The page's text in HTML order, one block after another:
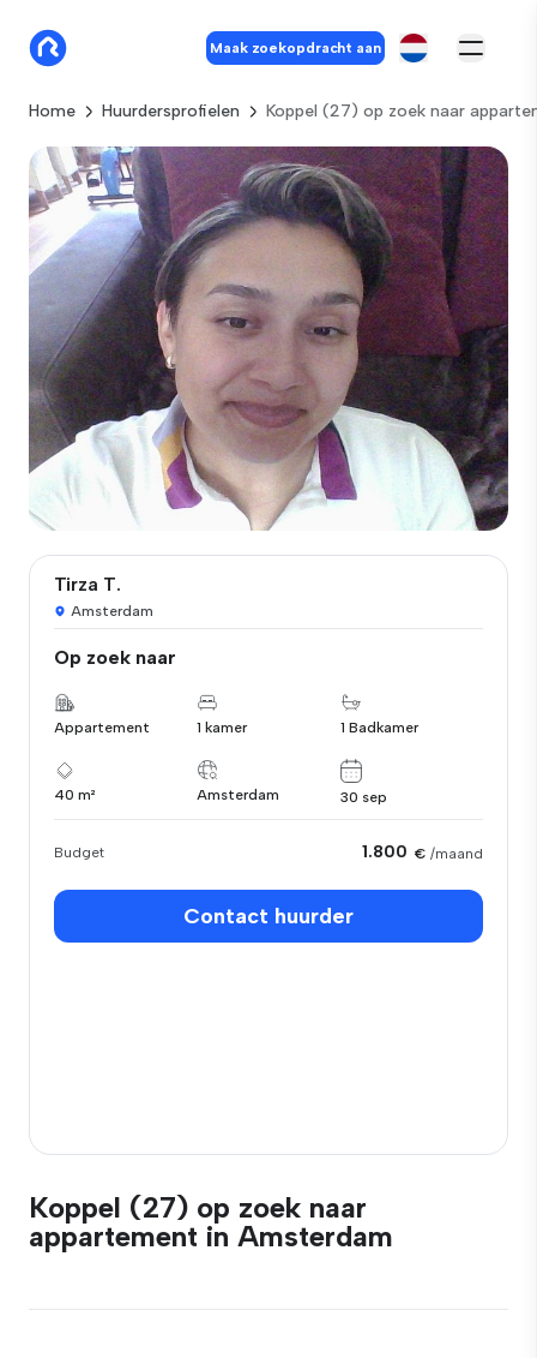
Maak zoekopdracht aan
Home Huurdersprofielen Koppel (27) op zoek naar
Tirza T.
Amsterdam
Op zoek naar
Appartement 1 kamer 1 Badkamer
40 m² Amsterdam 30 sep
Budget 1.800 € /maand
Contact huurder
Koppel (27) op zoek naar
appartement in Amsterdam